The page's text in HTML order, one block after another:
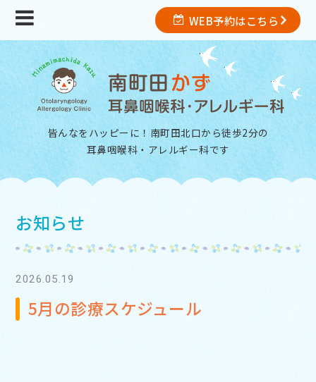
WEB予約はこちら
皆んなをハッピーに！南町田北口から徒歩2分の
耳鼻咽喉科・アレルギー科です
お知らせ
2026.05.19
5月の診療スケジュール